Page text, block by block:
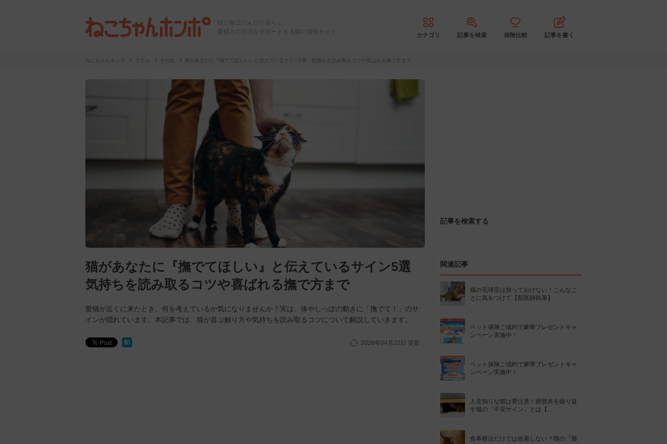
猫と毎日のんびり暮らし。
愛猫との生活をサポートする猫の情報サイト
カテゴリ 記事を検索 保険比較 記事を書く
ねこちゃんホンポ コラム その他 猫があなたに『撫でてほしい』と伝えているサイン5選 気持ちを読み取るコツや喜ばれる撫で方まで
猫があなたに『撫でてほしい』と伝えているサイン5選
気持ちを読み取るコツや喜ばれる撫で方まで
愛猫が近くに来たとき、何を考えているか気になりませんか？実は、体やしっぽの動きに「撫でて！」のサ
インが隠れています。本記事では、猫が喜ぶ触り方や気持ちを読み取るコツについて解説していきます。
2026年04月22日 更新
記事を検索する
関連記事
猫の毛球症は放っておけない！こんなこ
とに気をつけて【獣医師執筆】
ペット保険ご成約で豪華プレゼントキャ
ンペーン実施中！
ペット保険ご成約で豪華プレゼントキャ
ンペーン実施中！
人見知りな猫は要注意！膀胱炎を繰り返
す猫の「不安サイン」とは【…
食事療法だけでは改善しない？猫の『難